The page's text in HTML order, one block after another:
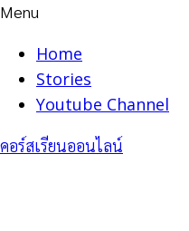
Menu
Home
Stories
Youtube Channel
คอร์สเรียนออนไลน์